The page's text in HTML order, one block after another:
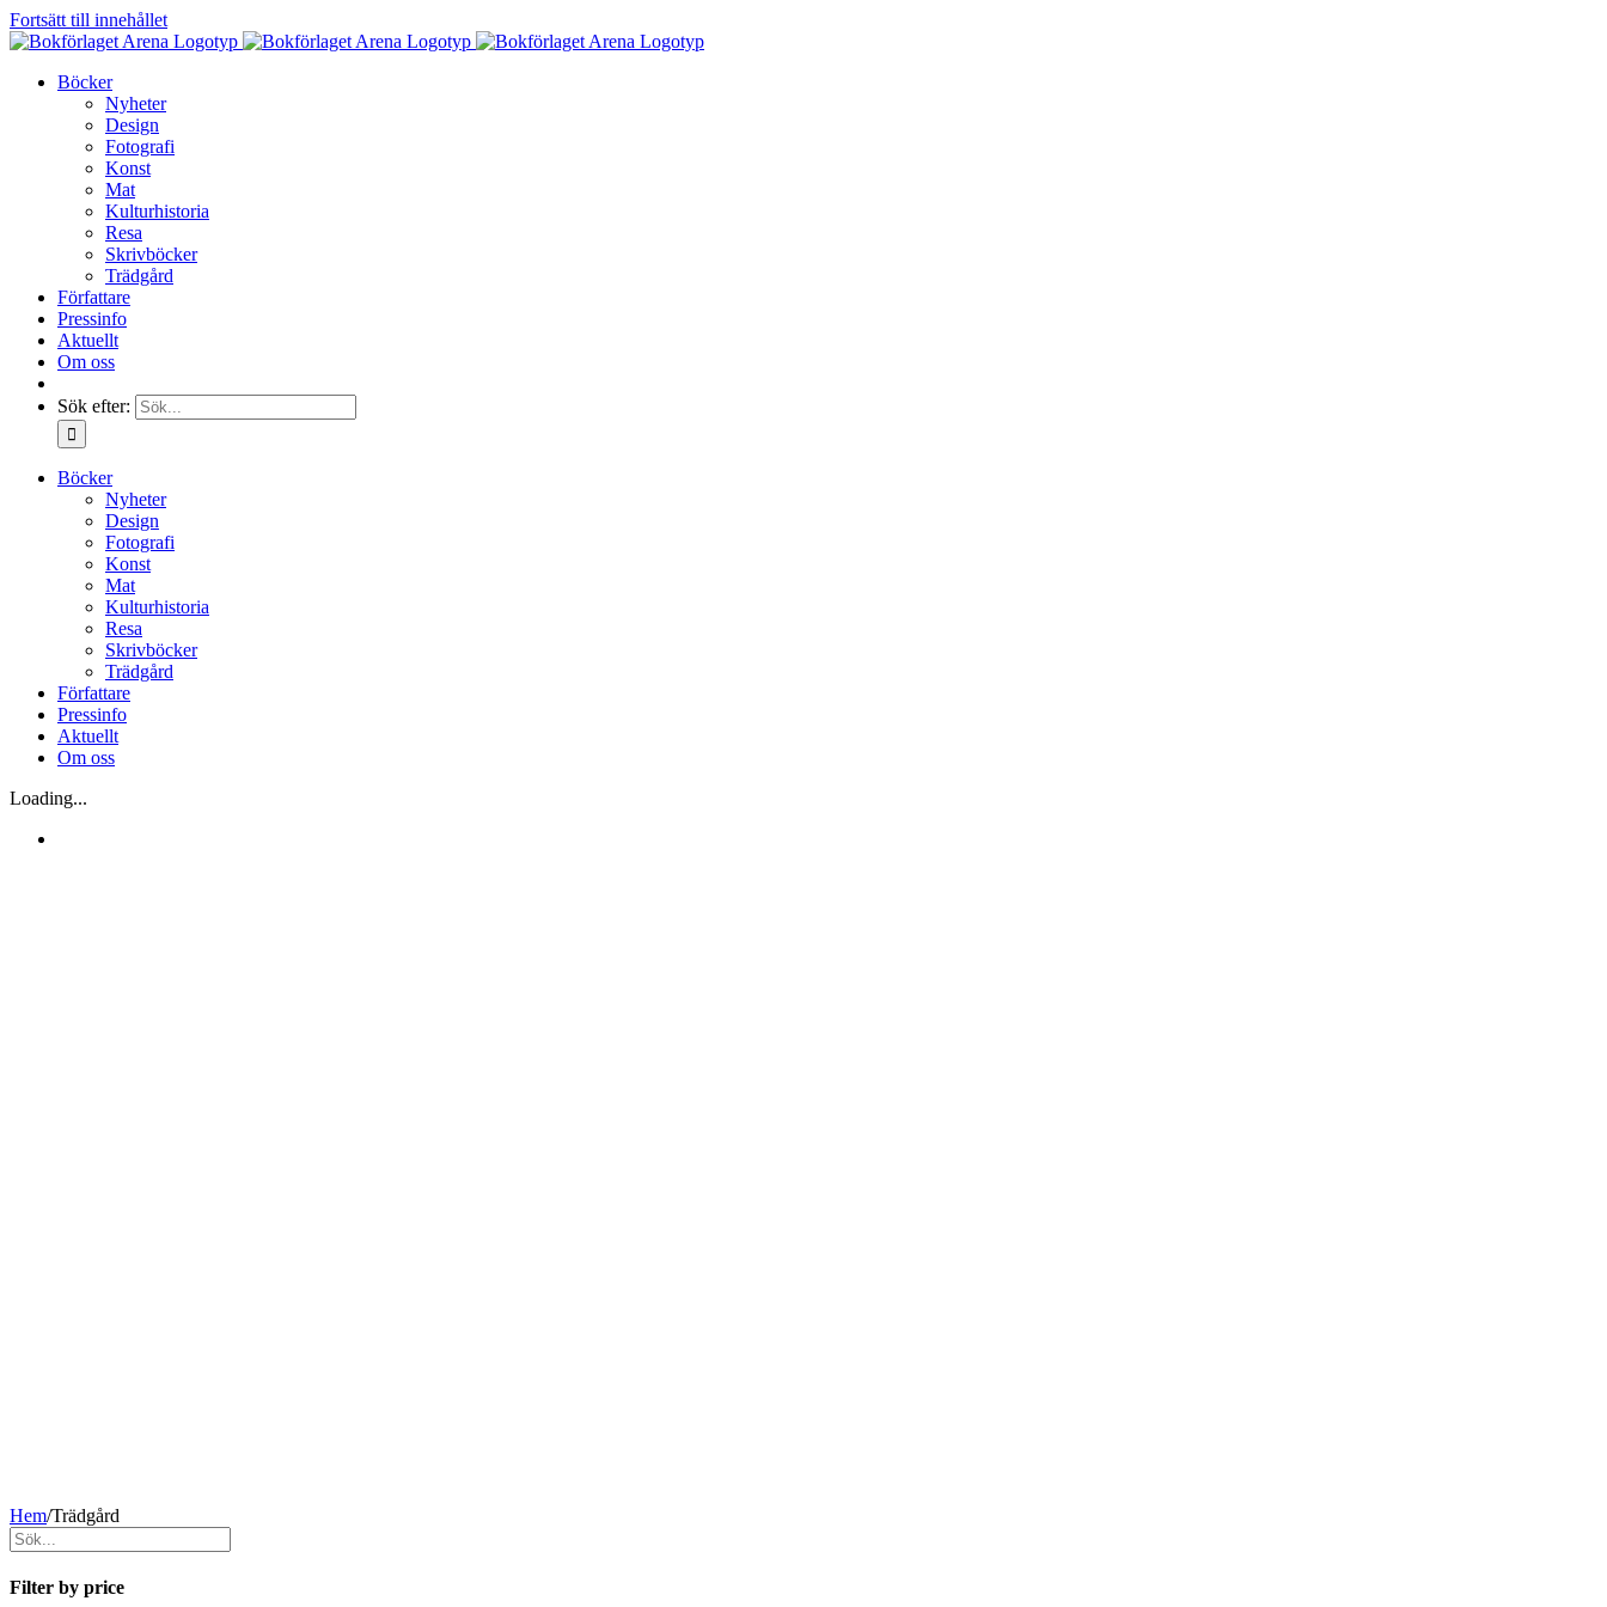
Fortsätt till innehållet
Böcker
Nyheter
Design
Fotografi
Konst
Mat
Kulturhistoria
Resa
Skrivböcker
Trädgård
Författare
Pressinfo
Aktuellt
Om oss
Sök efter:
Böcker
Nyheter
Design
Fotografi
Konst
Mat
Kulturhistoria
Resa
Skrivböcker
Trädgård
Författare
Pressinfo
Aktuellt
Om oss
Loading...
Hem/Trädgård
Filter by price